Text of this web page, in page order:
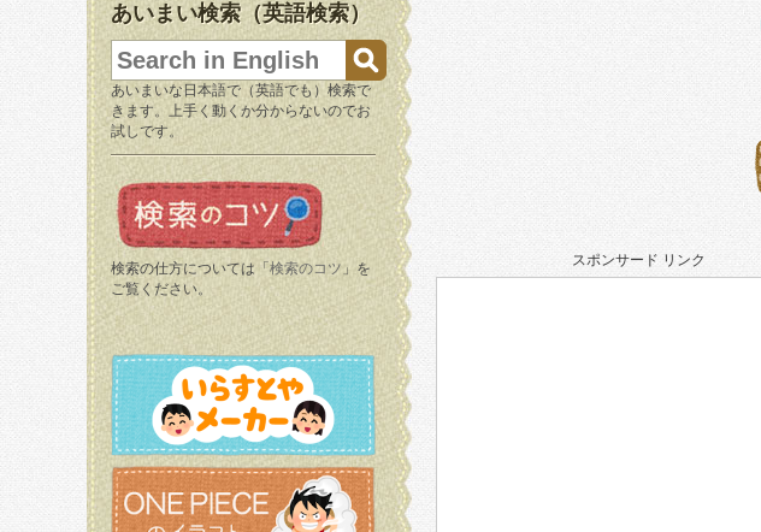
あいまい検索（英語検索）
あいまいな日本語で（英語でも）検索で
きます。上手く動くか分からないのでお
試しです。
検索の仕方については「 検索のコツ 」を
ご覧ください。
スポンサード リンク